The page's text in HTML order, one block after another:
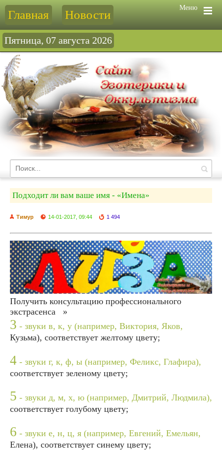
Меню
Главная Новости
Пятница, 07 августа 2026
Подходит ли вам ваше имя - «Имена»
Тимур 14-01-2017, 09:44 1 494
Получить консультацию профессионального
экстрасенса »
3 - звуки в, к, у (например, Виктория, Яков,
Кузьма), соответствует желтому цвету;
4 - звуки г, к, ф, ы (например, Феликс, Глафира),
соответствует зеленому цвету;
5 - звуки д, м, х, ю (например, Дмитрий, Людмила),
соответствует голубому цвету;
6 - звуки е, н, ц, я (например, Евгений, Емельян,
Елена), соответствует синему цвету;